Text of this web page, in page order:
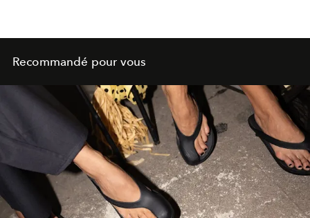
Recommandé pour vous